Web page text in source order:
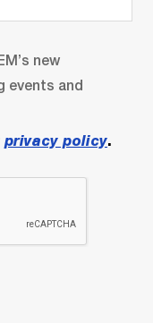
new
events and
privacy policy.